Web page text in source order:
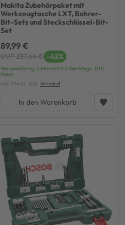
Makita Zubehörpaket mit
Werkzeugtasche LXT, Bohrer-
Bit-Sets und Steckschlüssel-Bit-
Set
89,99 €
UVP 237,64 € -62%
Versandfertig, Lieferzeit 1-3 Werktage, DHL-
Paket
inkl. MwSt. zzgl. Versand
In den Warenkorb